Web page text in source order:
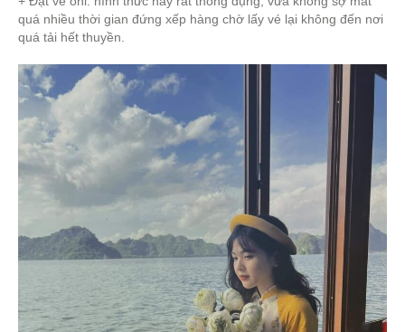
quá nhiều thời gian đứng xếp hàng chờ lấy vé lại không đến nơi
quá tải hết thuyền.